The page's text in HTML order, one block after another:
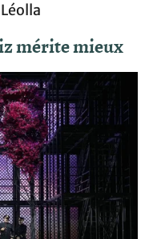
mérite mieux